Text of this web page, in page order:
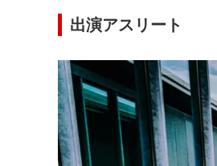
出演アスリート